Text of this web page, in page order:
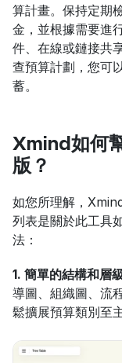
算計畫。保持定期
金，並根據需要進
件、在線或鏈接共
查預算計劃，您可
蓄。
Xmind如何
版？
如您所理解，
列表是關於此工具
法：
1. 簡單的結構和層
導圖、組織圖、流
鬆擴展預算類別至